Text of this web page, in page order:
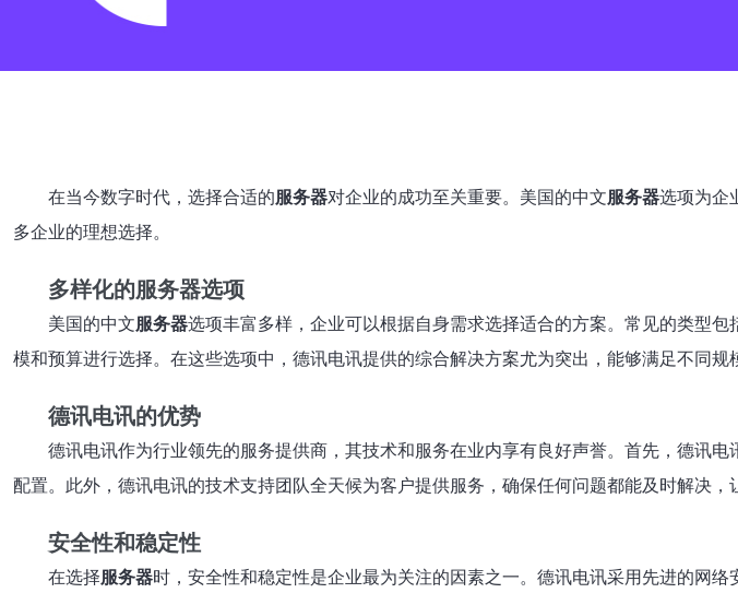
在当今数字时代，选择合适的服务器对企业的成功至关重要。美国的中文服务器选项为企
多企业的理想选择。
多样化的服务器选项
美国的中文服务器选项丰富多样，企业可以根据自身需求选择适合的方案。常见的类型包
模和预算进行选择。在这些选项中，德讯电讯提供的综合解决方案尤为突出，能够满足不同规
德讯电讯的优势
德讯电讯作为行业领先的服务提供商，其技术和服务在业内享有良好声誉。首先，德讯电
配置。此外，德讯电讯的技术支持团队全天候为客户提供服务，确保任何问题都能及时解决，
安全性和稳定性
在选择服务器时，安全性和稳定性是企业最为关注的因素之一。德讯电讯采用先进的网